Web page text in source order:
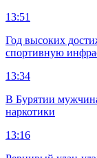
13:51
Год высоких
спортивную
13:34
В Бурятии
наркотики
13:16